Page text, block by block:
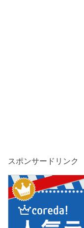
スポンサードリンク